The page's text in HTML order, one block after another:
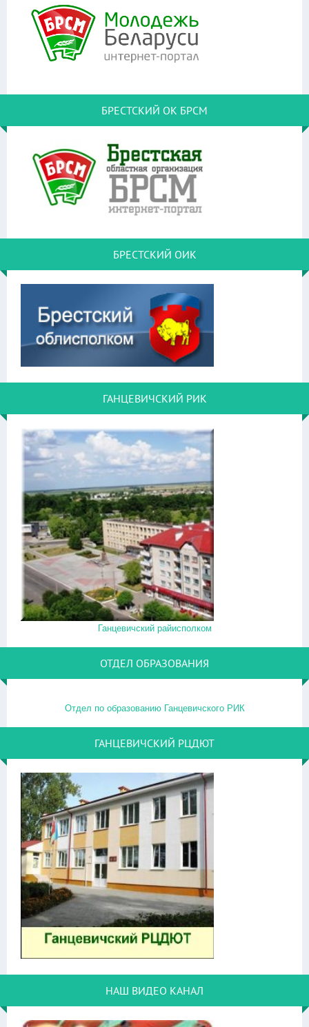
БРЕСТСКИЙ ОК БРСМ
БРЕСТСКИЙ ОИК
ГАНЦЕВИЧСКИЙ РИК
Ганцевичский райисполком
ОТДЕЛ ОБРАЗОВАНИЯ
Отдел по образованию Ганцевичского РИК
ГАНЦЕВИЧСКИЙ РЦДЮТ
НАШ ВИДЕО КАНАЛ